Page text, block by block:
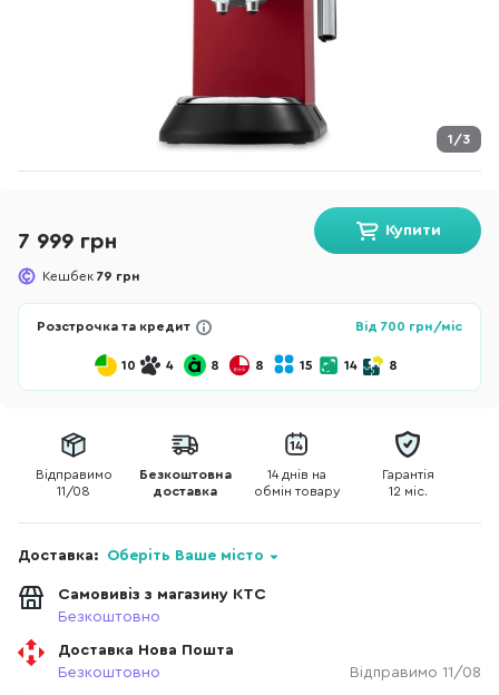
1/3
7 999 грн
Кешбек 79 грн
Купити
Розстрочка та кредит Від 700 грн/міс
10 4 8 8 15 14 8
Відправимо
11/08
Безкоштовна
доставка
14 днів на
обмін товару
Гарантія
12 міс.
Доставка: Оберіть Ваше місто
Самовивіз з магазину КТС
Безкоштовно
Доставка Нова Пошта
Безкоштовно
Відправимо 11/08